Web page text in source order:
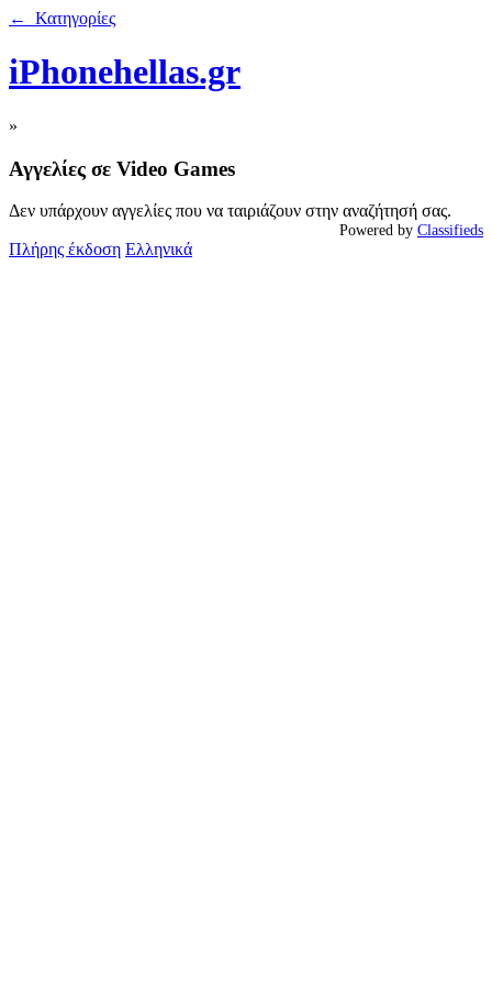
← Κατηγορίες
iPhonehellas.gr
»
Αγγελίες σε Video Games
Δεν υπάρχουν αγγελίες που να ταιριάζουν στην αναζήτησή σας.
Powered by Classifieds
Πλήρης έκδοση Ελληνικά